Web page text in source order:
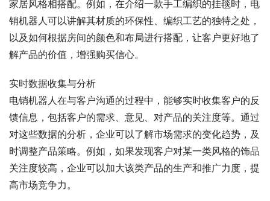
家居风格相搭配。例如，在介绍一款手工编织的挂毯时，电
销机器人可以讲解其材质的环保性、编织工艺的独特之处，
以及如何根据房间的颜色和布局进行搭配，让客户更好地了
解产品的价值，增强购买信心。
实时数据收集与分析
电销机器人在与客户沟通的过程中，能够实时收集客户的反
馈信息，包括客户的需求、意见、对产品的关注度等。通过
对这些数据的分析，企业可以了解市场需求的变化趋势，及
时调整产品策略。例如，如果发现客户对某一类风格的饰品
关注度较高，企业可以加大该类产品的生产和推广力度，提
高市场竞争力。